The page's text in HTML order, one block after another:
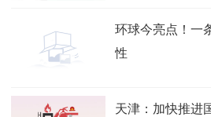
环球今亮点！一
性
天津：加快推进